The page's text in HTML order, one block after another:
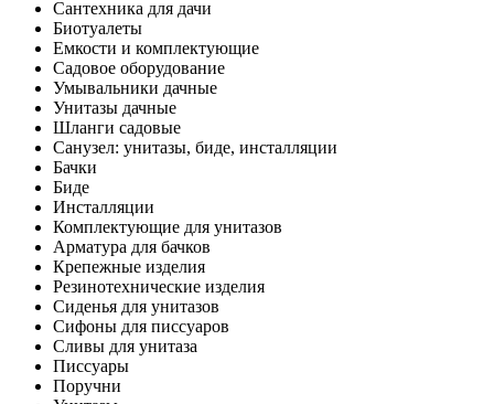
Сантехника для дачи
Биотуалеты
Емкости и комплектующие
Садовое оборудование
Умывальники дачные
Унитазы дачные
Шланги садовые
Санузел: унитазы, биде, инсталляции
Бачки
Биде
Инсталляции
Комплектующие для унитазов
Арматура для бачков
Крепежные изделия
Резинотехнические изделия
Сиденья для унитазов
Сифоны для писсуаров
Сливы для унитаза
Писсуары
Поручни